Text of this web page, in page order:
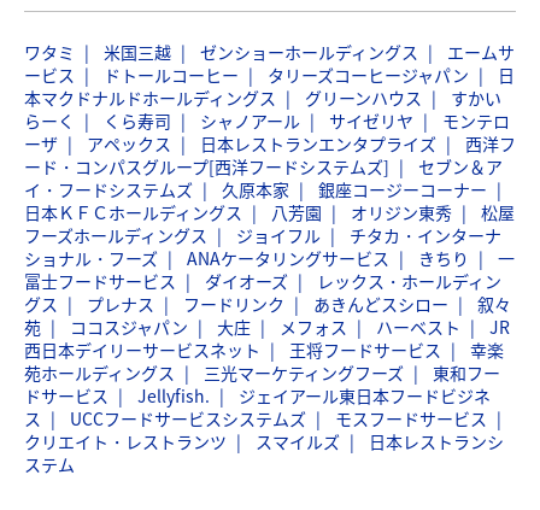
ワタミ 米国三越 ゼンショーホールディングス
エームサ
ービス
ドトールコーヒー タリーズコーヒージャパン
日
本マクドナルドホールディングス
グリーンハウス
すかい
らーく
くら寿司 シャノアール サイゼリヤ
モンテロ
ーザ
アペックス 日本レストランエンタプライズ
西洋フ
ード・コンパスグループ[西洋フードシステムズ]
セブン＆ア
イ・フードシステムズ
久原本家
銀座コージーコーナー
日本ＫＦＣホールディングス
八芳園 オリジン東秀
松屋
フーズホールディングス
ジョイフル
チタカ・インターナ
ショナル・フーズ
ANAケータリングサービス きちり
一
冨士フードサービス
ダイオーズ
レックス・ホールディン
グス
プレナス フードリンク あきんどスシロー
叙々
苑
ココスジャパン 大庄 メフォス ハーベスト
JR
西日本デイリーサービスネット
王将フードサービス
幸楽
苑ホールディングス
三光マーケティングフーズ
東和フー
ドサービス
Jellyfish.
ジェイアール東日本フードビジネ
ス
UCCフードサービスシステムズ
モスフードサービス
クリエイト・レストランツ
スマイルズ
日本レストランシ
ステム